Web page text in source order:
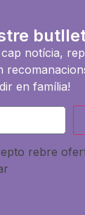
notícia,
en família!
rebre